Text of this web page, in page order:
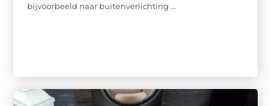
bijvoorbeeld naar buitenverlichting ...